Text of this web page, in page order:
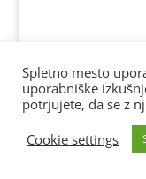
Spletno stran
Spletno mesto
uporabniške
potrjujete, da se z
Cookie settings